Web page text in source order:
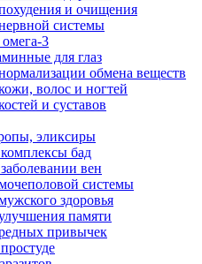
и очищения
системы
3
для глаз
обмена веществ
волос и ногтей
и суставов
эликсиры
бад
вен
системы
здоровья
памяти
привычек